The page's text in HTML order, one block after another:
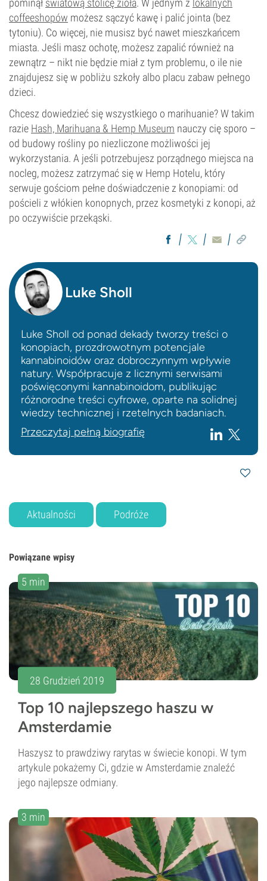
pominął światową stolicę zioła. W jednym z lokalnych
coffeeshopów możesz sączyć kawę i palić jointa (bez
tytoniu). Co więcej, nie musisz być nawet mieszkańcem
miasta. Jeśli masz ochotę, możesz zapalić również na
zewnątrz – nikt nie będzie miał z tym problemu, o ile nie
znajdujesz się w pobliżu szkoły albo placu zabaw pełnego
dzieci.
Chcesz dowiedzieć się wszystkiego o marihuanie? W takim
razie Hash, Marihuana & Hemp Museum nauczy cię sporo –
od budowy rośliny po niezliczone możliwości jej
wykorzystania. A jeśli potrzebujesz porządnego miejsca na
nocleg, możesz zatrzymać się w Hemp Hotelu, który
serwuje gościom pełne doświadczenie z konopiami: od
pościeli z włókien konopnych, przez kosmetyki z konopi, aż
po oczywiście przekąski.
Luke Sholl
Luke Sholl od ponad dekady tworzy treści o
konopiach, prozdrowotnym potencjale
kannabinoidów oraz dobroczynnym wpływie
natury. Współpracuje z licznymi serwisami
poświęconymi kannabinoidom, publikując
różnorodne treści cyfrowe, oparte na solidnej
wiedzy technicznej i rzetelnych badaniach.
Przeczytaj pełną biografię
Aktualności Podróże
Powiązane wpisy
5 min
28 Grudzień 2019
Top 10 najlepszego haszu w
Amsterdamie
Haszysz to prawdziwy rarytas w świecie konopi. W tym
artykule pokażemy Ci, gdzie w Amsterdamie znaleźć
jego najlepsze odmiany.
3 min